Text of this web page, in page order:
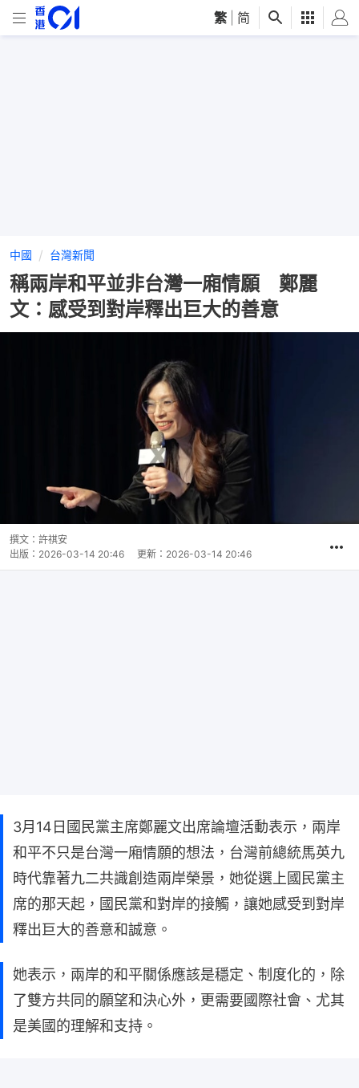
繁 简
中國 台灣新聞
稱兩岸和平並非台灣一廂情願 鄭麗
文：感受到對岸釋出巨大的善意
撰文： 許祺安
出版： 2026-03-14 20:46 更新： 2026-03-14 20:46
3月14日國民黨主席鄭麗文出席論壇活動表示，兩岸
和平不只是台灣一廂情願的想法，台灣前總統馬英九
時代靠著九二共識創造兩岸榮景，她從選上國民黨主
席的那天起，國民黨和對岸的接觸，讓她感受到對岸
釋出巨大的善意和誠意。
她表示，兩岸的和平關係應該是穩定、制度化的，除
了雙方共同的願望和決心外，更需要國際社會、尤其
是美國的理解和支持。